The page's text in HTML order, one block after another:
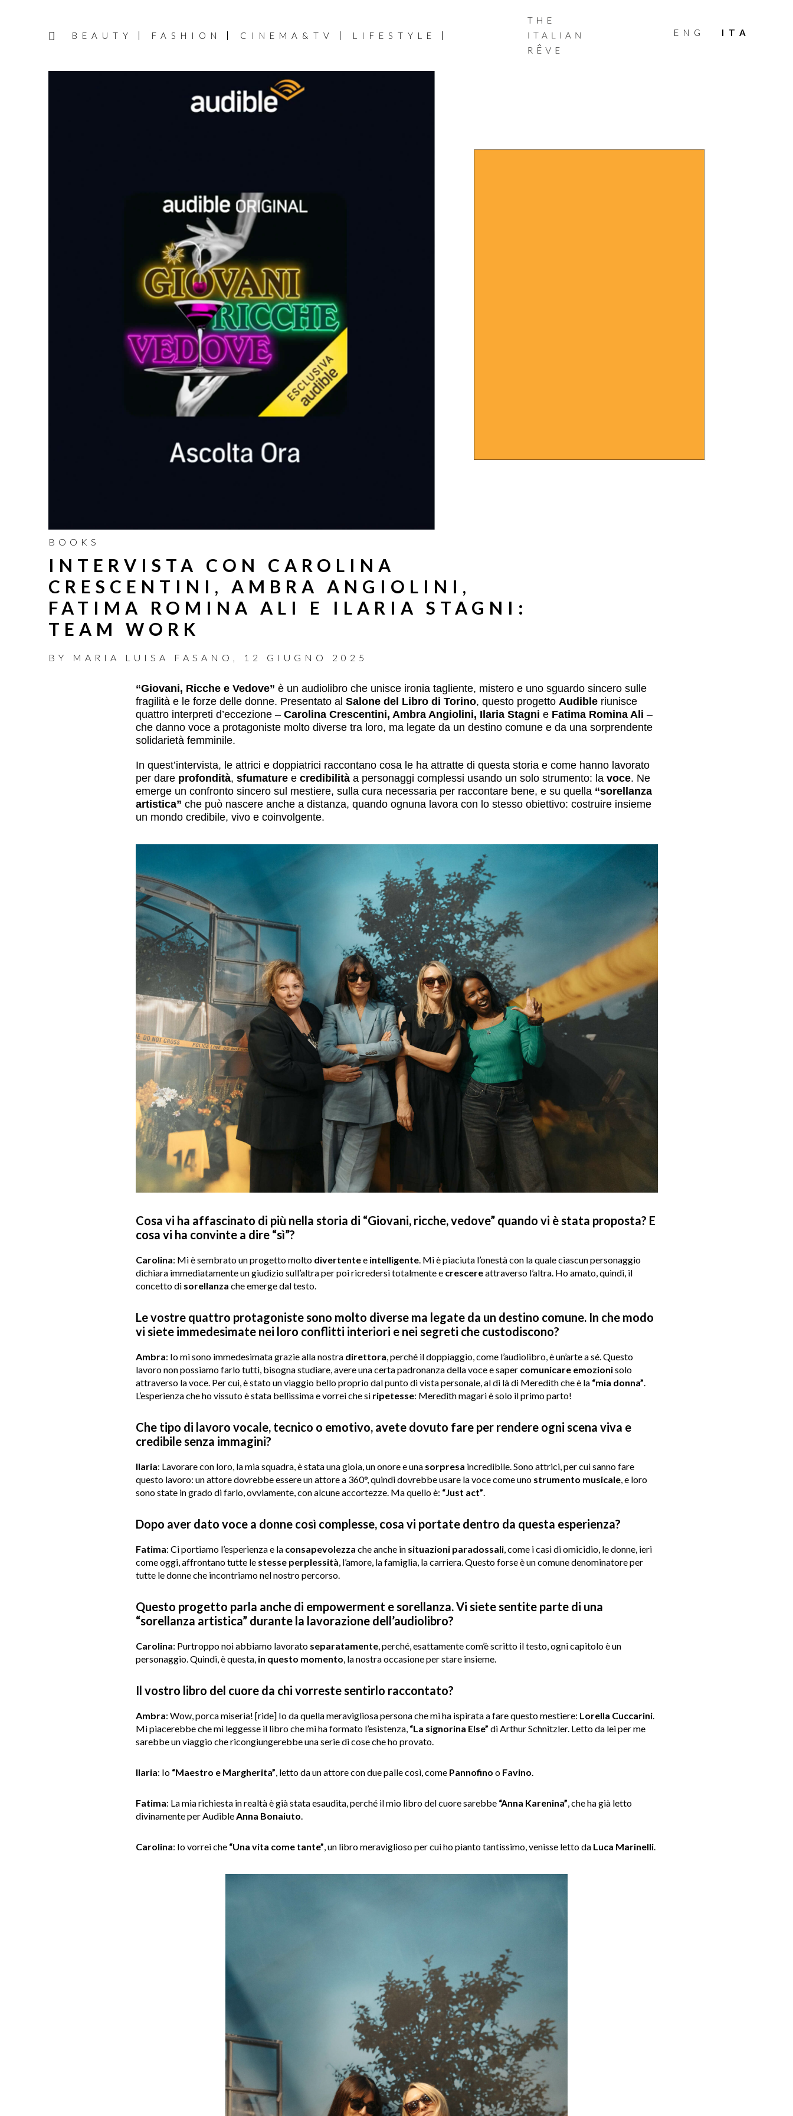
BEAUTY FASHION CINEMA&TV LIFESTYLE
ITALIAN
RÊVE
ENG ITA
BOOKS
INTERVISTA CON CAROLINA
CRESCENTINI, AMBRA ANGIOLINI,
FATIMA ROMINA ALI E ILARIA STAGNI:
TEAM WORK
BY MARIA LUISA FASANO , 12 GIUGNO 2025
“Giovani, Ricche e Vedove” è un audiolibro che unisce ironia tagliente, mistero e uno sguardo sincero sulle
fragilità e le forze delle donne. Presentato al Salone del Libro di Torino, questo progetto Audibleriunisce
quattro interpreti d’eccezione – Carolina Crescentini, Ambra Angiolini, Ilaria Stagni eFatima Romina Ali –
che danno voce a protagoniste molto diverse tra loro, ma legate da un destino comune e da una sorprendente
solidarietà femminile.
In quest’intervista, le attrici e doppiatrici raccontano cosa le ha attratte di questa storia e come hanno lavorato
per dare profondità, sfumaturee credibilitàa personaggi complessi usando un solo strumento: la voce. Ne
emerge un confronto sincero sul mestiere, sulla cura necessaria per raccontare bene, e su quella “sorellanza
artistica” che può nascere anche a distanza, quando ognuna lavora con lo stesso obiettivo: costruire insieme
un mondo credibile, vivo e coinvolgente.
Cosa vi ha affascinato di più nella storia di “Giovani, ricche, vedove” quando vi è stata proposta? E
cosa vi ha convinte a dire “sì”?
Carolina: Mi è sembrato un progetto molto divertentee intelligente. Mi è piaciuta l’onestà con la quale ciascun personaggio
dichiara immediatamente un giudizio sull’altra per poi ricredersi totalmente e crescereattraverso l’altra. Ho amato, quindi, il
concetto di sorellanza che emerge dal testo.
Le vostre quattro protagoniste sono molto diverse ma legate da un destino comune. In che modo
vi siete immedesimate nei loro conflitti interiori e nei segreti che custodiscono?
Ambra: Io mi sono immedesimata grazie alla nostra direttora, perché il doppiaggio, come l’audiolibro, è un’arte a sé. Questo
lavoro non possiamo farlo tutti, bisogna studiare, avere una certa padronanza della voce e saper comunicare emozionisolo
attraverso la voce. Per cui, è stato un viaggio bello proprio dal punto di vista personale, al di là di Meredith che è la “mia donna”.
L’esperienza che ho vissuto è stata bellissima e vorrei che si ripetesse: Meredith magari è solo il primo parto!
Che tipo di lavoro vocale, tecnico o emotivo, avete dovuto fare per rendere ogni scena viva e
credibile senza immagini?
Ilaria: Lavorare con loro, la mia squadra, è stata una gioia, un onore e una sorpresa incredibile. Sono attrici, per cui sanno fare
questo lavoro: un attore dovrebbe essere un attore a 360°, quindi dovrebbe usare la voce come unostrumento musicale, e loro
sono state in grado di farlo, ovviamente, con alcune accortezze. Ma quello è: “Just act”.
Dopo aver dato voce a donne così complesse, cosa vi portate dentro da questa esperienza?
Fatima: Ci portiamo l’esperienza e la consapevolezza che anche in situazioni paradossali, come i casi di omicidio, le donne, ieri
come oggi, affrontano tutte le stesse perplessità, l’amore, la famiglia, la carriera. Questo forse è un comune denominatore per
tutte le donne che incontriamo nel nostro percorso.
Questo progetto parla anche di empowerment e sorellanza. Vi siete sentite parte di una
“sorellanza artistica” durante la lavorazione dell’audiolibro?
Carolina: Purtroppo noi abbiamo lavorato separatamente, perché, esattamente com’è scritto il testo, ogni capitolo è un
personaggio. Quindi, è questa, in questo momento, la nostra occasione per stare insieme.
Il vostro libro del cuore da chi vorreste sentirlo raccontato?
Ambra: Wow, porca miseria! [ride] Io da quella meravigliosa persona che mi ha ispirata a fare questo mestiere: Lorella Cuccarini.
Mi piacerebbe che mi leggesse il libro che mi ha formato l’esistenza, “La signorina Else” di Arthur Schnitzler. Letto da lei per me
sarebbe un viaggio che ricongiungerebbe una serie di cose che ho provato.
Ilaria: Io “Maestro e Margherita”, letto da un attore con due palle così, come Pannofino o Favino.
Fatima: La mia richiesta in realtà è già stata esaudita, perché il mio libro del cuore sarebbe “Anna Karenina”, che ha già letto
divinamente per AudibleAnna Bonaiuto.
Carolina: Io vorrei che “Una vita come tante”, un libro meraviglioso per cui ho pianto tantissimo, venisse letto da Luca Marinelli.